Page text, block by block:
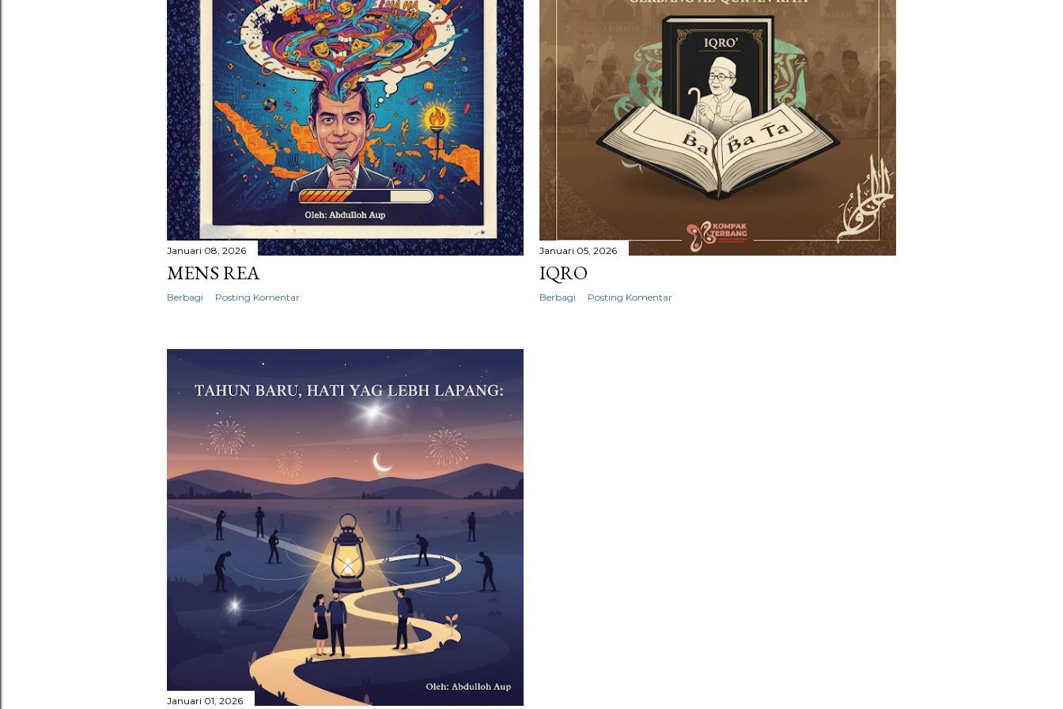
g
a
n
Januari 08, 2026
MENS REA
Berbagi Posting Komentar
Januari 05, 2026
IQRO
Berbagi Posting Komentar
Januari 01, 2026